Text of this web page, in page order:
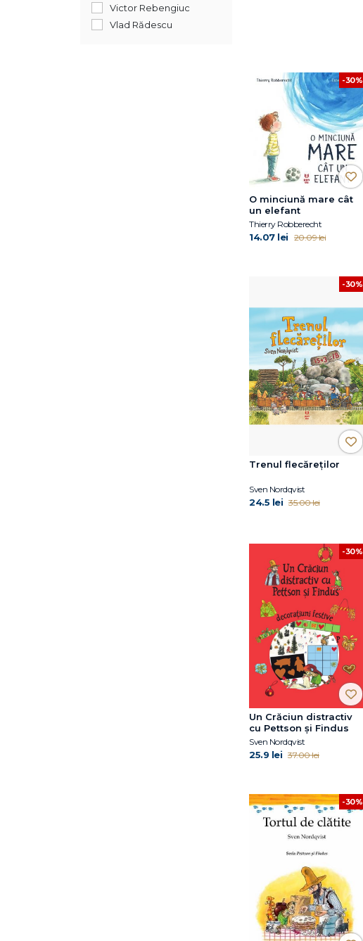
Victor Rebengiuc
Vlad Rădescu
-30%
O minciună mare cât
un elefant
Thierry Robberecht
14.07 lei 20.09 lei
-30%
Trenul flecăreților
Sven Nordqvist
24.5 lei 35.00 lei
-30%
Un Crăciun distractiv
cu Pettson și Findus
Sven Nordqvist
25.9 lei 37.00 lei
-30%